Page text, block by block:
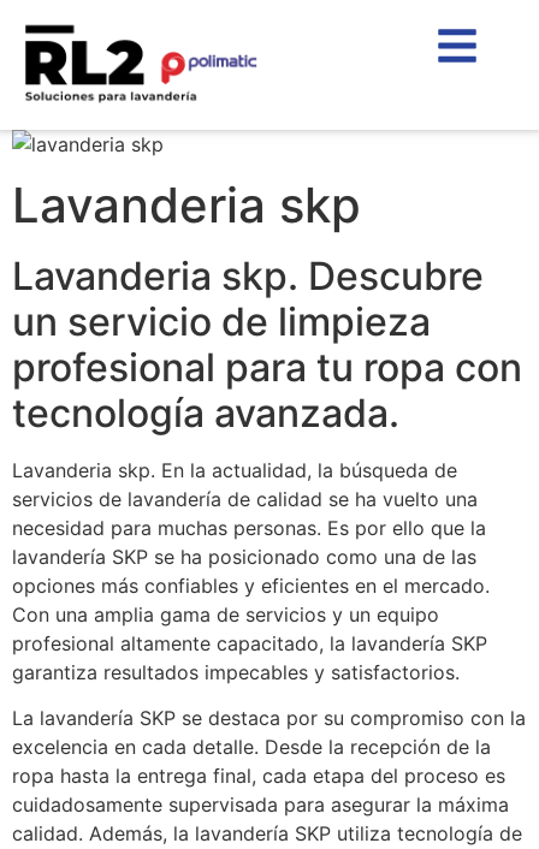
Lavanderia skp
Lavanderia skp. Descubre
un servicio de limpieza
profesional para tu ropa con
tecnología avanzada.
Lavanderia skp. En la actualidad, la búsqueda de
servicios de lavandería de calidad se ha vuelto una
necesidad para muchas personas. Es por ello que la
lavandería SKP se ha posicionado como una de las
opciones más confiables y eficientes en el mercado.
Con una amplia gama de servicios y un equipo
profesional altamente capacitado, la lavandería SKP
garantiza resultados impecables y satisfactorios.
La lavandería SKP se destaca por su compromiso con la
excelencia en cada detalle. Desde la recepción de la
ropa hasta la entrega final, cada etapa del proceso es
cuidadosamente supervisada para asegurar la máxima
calidad. Además, la lavandería SKP utiliza tecnología de